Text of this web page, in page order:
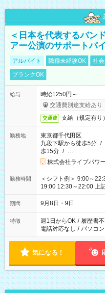
＜日本を代表するバン
アー公演のサポートバ
アルバイト 職種未経験OK 社
ブランクOK
給与
時給1250円～
交通費別途支給あり
交通費 支給（規定有り）
勤務地
東京都千代田区
九段下駅から徒歩5分 /
歩15分 / …
株式会社ライブパワー
勤務時間
＜シフト例＞ 9:00～
19:00 12:30～22:00 上記の時間から好きな時間を選べます！ ※
時間は変更となる可能
期間 9月8日・9日
特徴 週1日からOK / 履歴書
電話対応なし / パソコ
気になる！